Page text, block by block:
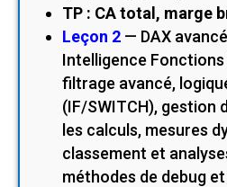
TP : CA total, marge
Leçon 2 — DAX
Intelligence
filtrage avancé,
(IF/SWITCH), gestion
les calculs, mesures
classement et
méthodes de debug